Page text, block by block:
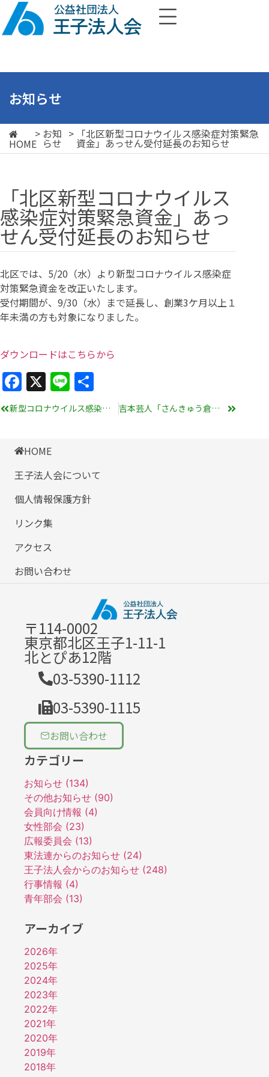
お知らせ
HOME
> お知
らせ
> 「北区新型コロナウイルス感染症対策緊急
資金」あっせん受付延長のお知らせ
「北区新型コロナウイルス
感染症対策緊急資金」あっ
せん受付延長のお知らせ
北区では、5/20（水）より新型コロナウイルス感染症
対策緊急資金を改正いたします。
受付期間が、9/30（水）まで延長し、創業3ケ月以上１
年未満の方も対象になりました。
ダウンロードはこちらから
Facebook
X Line
有
新型コロナウイルス感染症の発生により申告・納付が困難な場合における国税の取扱い及び緊急経済対策における税制上の措置 吉本芸人「さんきゅう倉田」氏によるコロナ対策支援動画
HOME
王子法人会について
個人情報保護方針
リンク集
アクセス
お問い合わせ
〒114-0002
東京都北区王子1-11-1
北とぴあ12階
03-5390-1112
03-5390-1115
お問い合わせ
カテゴリー
お知らせ (134)
その他お知らせ (90)
会員向け情報 (4)
女性部会 (23)
広報委員会 (13)
東法連からのお知らせ (24)
王子法人会からのお知らせ (248)
行事情報 (4)
青年部会 (13)
アーカイブ
2026年
2025年
2024年
2023年
2022年
2021年
2020年
2019年
2018年